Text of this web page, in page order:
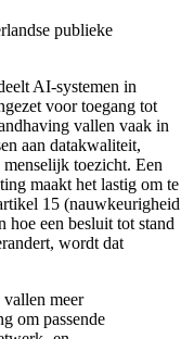
publieke
AI-systemen in
voor toegang tot
vallen vaak in
aan datakwaliteit,
menselijk toezicht. Een
maakt het lastig om te
15 (nauwkeurigheid
hoe een besluit tot stand
wordt dat
meer
om passende